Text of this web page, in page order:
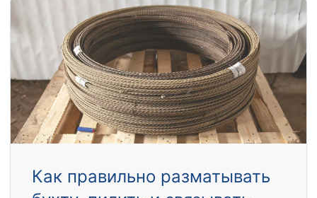
Как правильно разматывать